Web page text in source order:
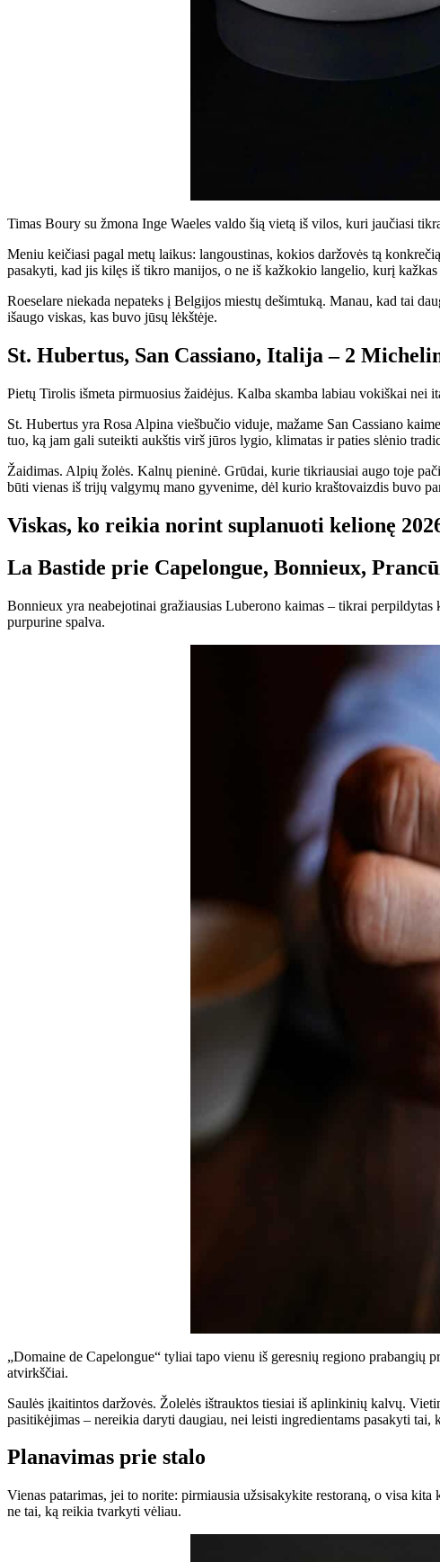
Timas Boury su žmona Inge Waeles valdo šią vietą iš vilos, kuri jaučiasi
Meniu keičiasi pagal metų laikus: langoustinas, kokios daržovės tą
pasakyti, kad jis kilęs iš tikro manijos, o ne iš kažkokio langelio, kurį
Roeselare niekada nepateks į Belgijos miestų dešimtuką. Manau, kad tai
išaugo viskas, kas buvo jūsų lėkštėje.
St. Hubertus, San Cassiano, Italija – 2
Pietų Tirolis išmeta pirmuosius žaidėjus. Kalba skamba labiau vokiškai
St. Hubertus yra Rosa Alpina viešbučio viduje, mažame San Cassiano
tuo, ką jam gali suteikti aukštis virš jūros lygio, klimatas ir paties slėnio
Žaidimas. Alpių žolės. Kalnų pieninė. Grūdai, kurie tikriausiai augo toje
būti vienas iš trijų valgymų mano gyvenime, dėl kurio kraštovaizdis buvo
Viskas, ko reikia norint suplanuoti kelionę
La Bastide prie Capelongue, Bonnieux,
Bonnieux yra neabejotinai gražiausias Luberono kaimas – tikrai
purpurine spalva.
„Domaine de Capelongue“ tyliai tapo vienu iš geresnių regiono prabangių
atvirkščiai.
Saulės įkaitintos daržovės. Žolelės ištrauktos tiesiai iš aplinkinių kalvų.
pasitikėjimas – nereikia daryti daugiau, nei leisti ingredientams pasakyti tai,
Planavimas prie stalo
Vienas patarimas, jei to norite: pirmiausia užsisakykite restoraną, o visa
ne tai, ką reikia tvarkyti vėliau.